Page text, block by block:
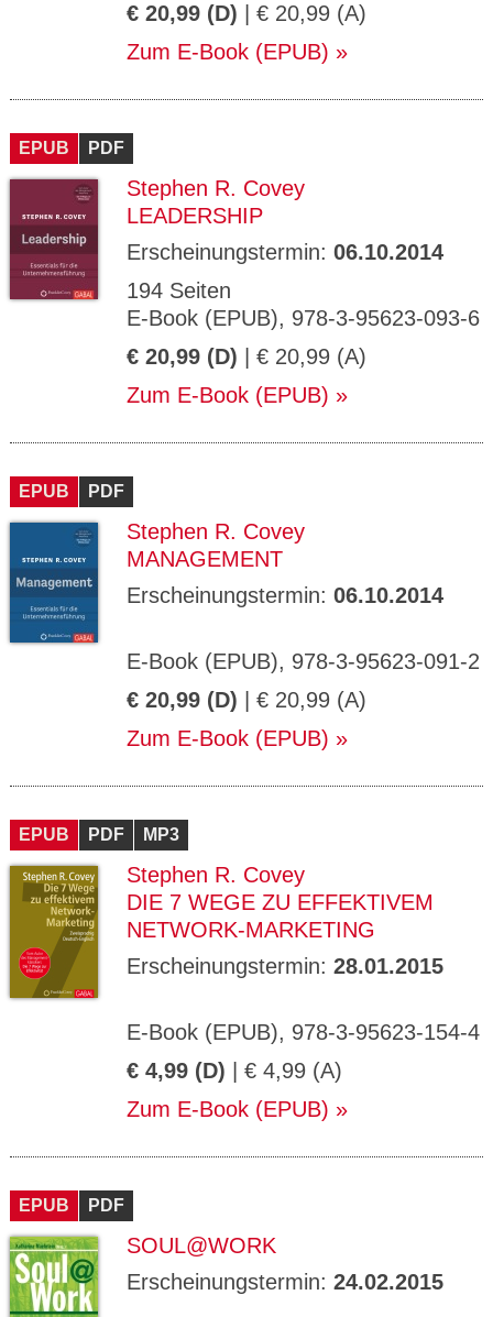
€ 20,99 (D) | € 20,99 (A)
Zum E-Book (EPUB)
EPUB PDF
Stephen R. Covey
LEADERSHIP
Erscheinungstermin: 06.10.2014
194 Seiten
E-Book (EPUB), 978-3-95623-093-6
€ 20,99 (D) | € 20,99 (A)
Zum E-Book (EPUB)
EPUB PDF
Stephen R. Covey
MANAGEMENT
Erscheinungstermin: 06.10.2014
E-Book (EPUB), 978-3-95623-091-2
€ 20,99 (D) | € 20,99 (A)
Zum E-Book (EPUB)
EPUB PDF MP3
Stephen R. Covey
DIE 7 WEGE ZU EFFEKTIVEM
NETWORK-MARKETING
Erscheinungstermin: 28.01.2015
E-Book (EPUB), 978-3-95623-154-4
€ 4,99 (D) | € 4,99 (A)
Zum E-Book (EPUB)
EPUB PDF
SOUL@WORK
Erscheinungstermin: 24.02.2015